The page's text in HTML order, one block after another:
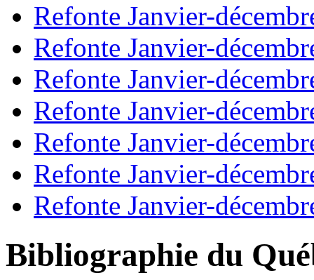
Refonte Janvier-
Refonte Janvier-
Refonte Janvier-
Refonte Janvier-
Refonte Janvier-
Refonte Janvier-
Refonte Janvier-
Bibliographie du